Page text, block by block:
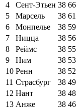
4
Сент-Этьен 38 66
5
Марсель 38 61
6
Монпелье 38 59
7
Ницца 38 56
8
Реймс 38 55
9
Ним 38 53
10 Ренн 38 52
11 Страсбург 38 49
12 Нант 38 48
13 Анже 38 46